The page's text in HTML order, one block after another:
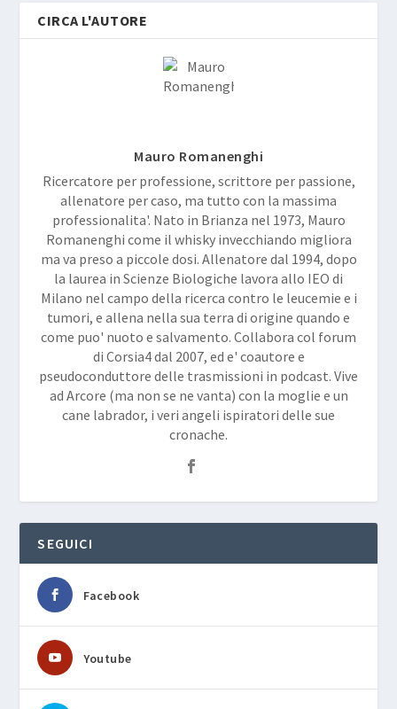
CIRCA L'AUTORE
Mauro Romanenghi
Ricercatore per professione, scrittore per passione,
allenatore per caso, ma tutto con la massima
professionalita'. Nato in Brianza nel 1973, Mauro
Romanenghi come il whisky invecchiando migliora
ma va preso a piccole dosi. Allenatore dal 1994, dopo
la laurea in Scienze Biologiche lavora allo IEO di
Milano nel campo della ricerca contro le leucemie e i
tumori, e allena nella sua terra di origine quando e
come puo' nuoto e salvamento. Collabora col forum
di Corsia4 dal 2007, ed e' coautore e
pseudoconduttore delle trasmissioni in podcast. Vive
ad Arcore (ma non se ne vanta) con la moglie e un
cane labrador, i veri angeli ispiratori delle sue
cronache.
SEGUICI
Facebook
Youtube